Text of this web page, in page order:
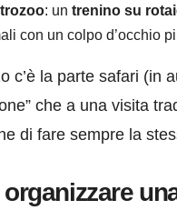
: un trenino su
con un colpo d’occhio
c’è la parte safari (in
che a una visita
di fare sempre la